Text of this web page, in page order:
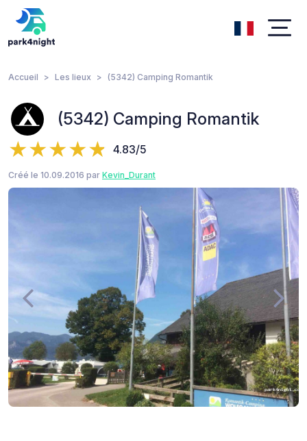
Accueil Les lieux (5342) Camping Romantik
(5342) Camping Romantik
4.83/5
Créé le 10.09.2016 par Kevin_Durant